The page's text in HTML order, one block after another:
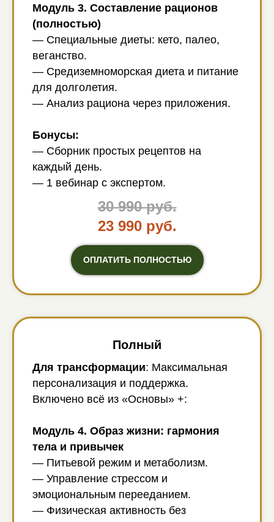
Модуль 3. Составление рационов
(полностью)
— Специальные диеты: кето, палео,
веганство.
— Средиземноморская диета и питание
для долголетия.
— Анализ рациона через приложения.
Бонусы:
— Сборник простых рецептов на
каждый день.
— 1 вебинар с экспертом.
30 990 руб.
23 990 руб.
ОПЛАТИТЬ ПОЛНОСТЬЮ
Полный
Для трансформации: Максимальная
персонализация и поддержка.
Включено всё из «Основы» +:
Модуль 4. Образ жизни: гармония
тела и привычек
— Питьевой режим и метаболизм.
— Управление стрессом и
эмоциональным перееданием.
— Физическая активность без